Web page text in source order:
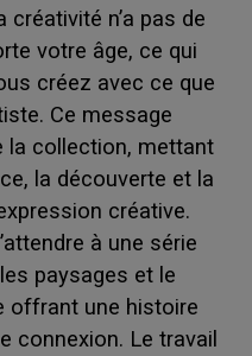
n’a pas de
votre âge, ce qui
créez avec ce que
Ce message
la collection, mettant
la découverte et la
créative.
à une série
paysages et le
offrant une histoire
connexion. Le travail